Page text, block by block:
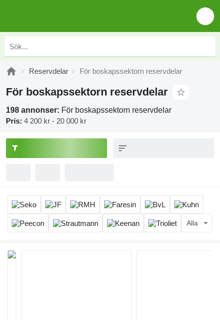
Reservdelar För boskapssektorn reservdelar
För boskapssektorn reservdelar
198 annonser: För boskapssektorn reservdelar
Pris: 4 200 kr - 20 000 kr
Alla